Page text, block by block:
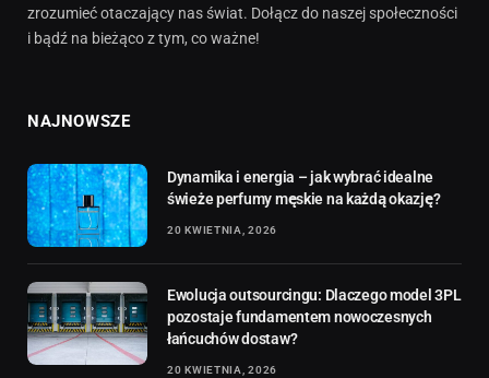
zrozumieć otaczający nas świat. Dołącz do naszej społeczności
i bądź na bieżąco z tym, co ważne!
NAJNOWSZE
Dynamika i energia – jak wybrać idealne
świeże perfumy męskie na każdą okazję?
20 KWIETNIA, 2026
Ewolucja outsourcingu: Dlaczego model 3PL
pozostaje fundamentem nowoczesnych
łańcuchów dostaw?
20 KWIETNIA, 2026